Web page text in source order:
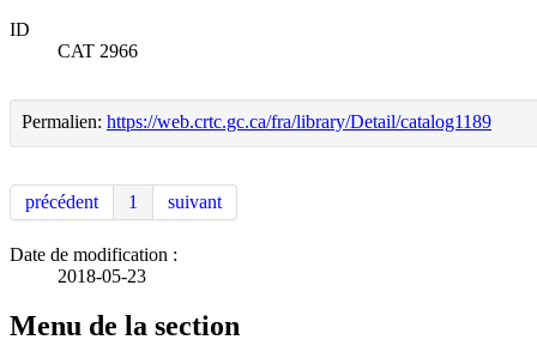
ID
CAT 2966
Permalien: https://web.crtc.gc.ca/fra/library/Detail/catalog1189
précédent 1 suivant
Date de modification :
2018-05-23
Menu de la section